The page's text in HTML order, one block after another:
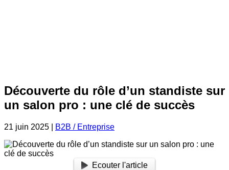
Découverte du rôle d’un standiste sur
un salon pro : une clé de succès
21 juin 2025 B2B / Entreprise
Ecouter l'article